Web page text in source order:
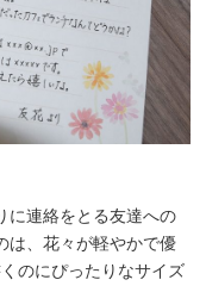
に連絡をとる友達への
は、花々が軽やかで優
のにぴったりなサイズ